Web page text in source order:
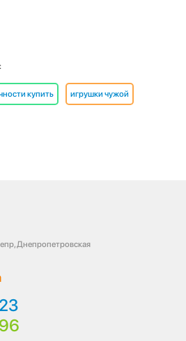
купить игрушки чужой
Днепропетровская